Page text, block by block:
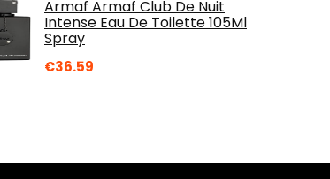
Armaf Armaf Club De Nuit
Intense Eau De Toilette 105Ml
Spray
€36.59